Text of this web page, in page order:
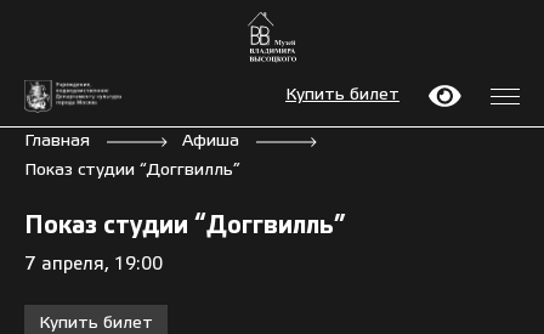
Купить билет
Главная
Афиша
Показ студии “Доггвилль”
Показ студии “Доггвилль”
7 апреля, 19:00
Купить билет